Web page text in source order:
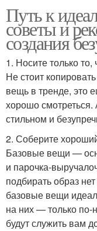
Путь к
советы и
создания
1. Носите только то,
Не стоит
вещь в тренде, это
хорошо
стильном и
2. Соберите
Базовые вещи —
и парочка-
подбирать образ
базовые вещи
на них — только
будут служить вам